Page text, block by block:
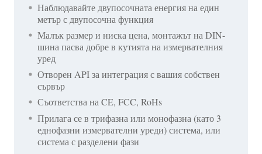
Наблюдавайте двупосочната енергия на един
метър с двупосочна функция
Малък размер и ниска цена, монтажът на DIN-
шина пасва добре в кутията на измервателния
уред
Отворен API за интеграция с вашия собствен
сървър
Съответства на CE, FCC, RoHs
Прилага се в трифазна или монофазна (като 3
еднофазни измервателни уреди) система, или
система с разделени фази